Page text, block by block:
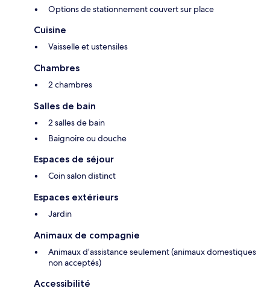
Options de stationnement couvert sur place
Cuisine
Vaisselle et ustensiles
Chambres
2 chambres
Salles de bain
2 salles de bain
Baignoire ou douche
Espaces de séjour
Coin salon distinct
Espaces extérieurs
Jardin
Animaux de compagnie
Animaux d’assistance seulement (animaux domestiques
non acceptés)
Accessibilité